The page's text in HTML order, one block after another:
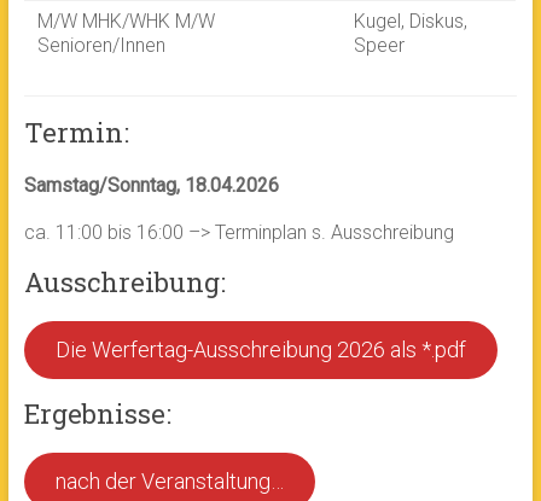
M/W MHK/WHK M/W
Senioren/Innen
Kugel, Diskus,
Speer
Termin:
Samstag/Sonntag, 18.04.2026
ca. 11:00 bis 16:00 –> Terminplan s. Ausschreibung
Ausschreibung:
Die Werfertag-Ausschreibung 2026 als *.pdf
Ergebnisse:
nach der Veranstaltung…